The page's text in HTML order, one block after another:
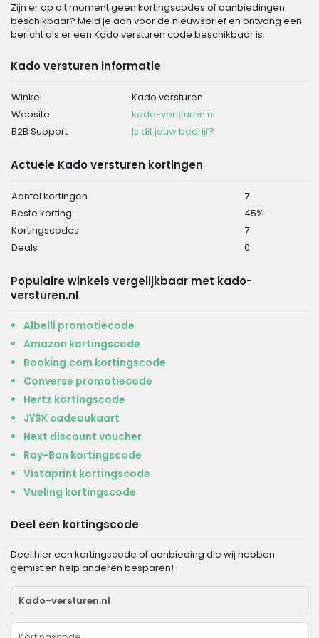
Zijn er op dit moment geen kortingscodes of aanbiedingen
beschikbaar? Meld je aan voor de nieuwsbrief en ontvang een
bericht als er een Kado versturen code beschikbaar is.
Kado versturen informatie
Winkel
Kado versturen
Website
kado-versturen.nl
B2B Support
Is dit jouw bedrijf?
Actuele Kado versturen kortingen
Aantal kortingen
7
Beste korting
45%
Kortingscodes
7
Deals
0
Populaire winkels vergelijkbaar met kado-
versturen.nl
Albelli promotiecode
Amazon kortingscode
Booking.com kortingscode
Converse promotiecode
Hertz kortingscode
JYSK cadeaukaart
Next discount voucher
Ray-Ban kortingscode
Vistaprint kortingscode
Vueling kortingscode
Deel een kortingscode
Deel hier een kortingscode of aanbieding die wij hebben
gemist en help anderen besparen!